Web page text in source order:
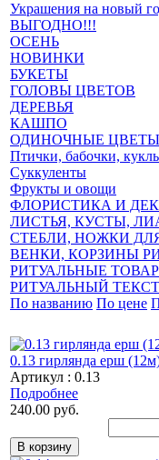
Украшения на новый
ВЫГОДНО!!!
ОСЕНЬ
НОВИНКИ
БУКЕТЫ
ГОЛОВЫ ЦВЕТОВ
ДЕРЕВЬЯ
КАШПО
ОДИНОЧНЫЕ
Птички, бабочки,
Суккуленты
Фрукты и овощи
ФЛОРИСТИКА И
ЛИСТЬЯ, КУСТЫ,
СТЕБЛИ, НОЖКИ
ВЕНКИ, КОРЗИНЫ
РИТУАЛЬНЫЕ
РИТУАЛЬНЫЙ
По названию По цене
0.13 гирлянда ерш
Артикул : 0.13
Подробнее
240.00 руб.